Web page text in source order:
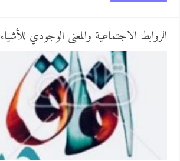
الروابط الاجتماعية والمعنى الوجودي للأشياء